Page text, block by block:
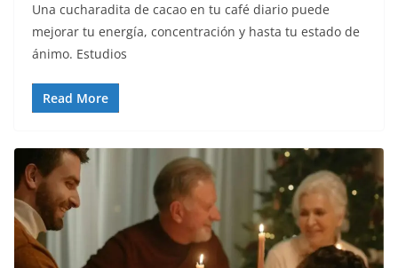
Una cucharadita de cacao en tu café diario puede
mejorar tu energía, concentración y hasta tu estado de
ánimo. Estudios
Read More